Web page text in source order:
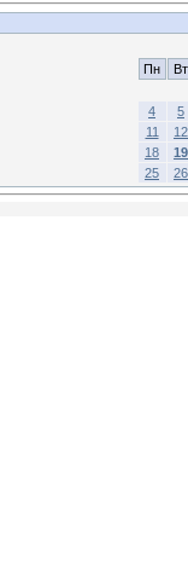
Пн Вт
4
5
11
12
18
19
25
26